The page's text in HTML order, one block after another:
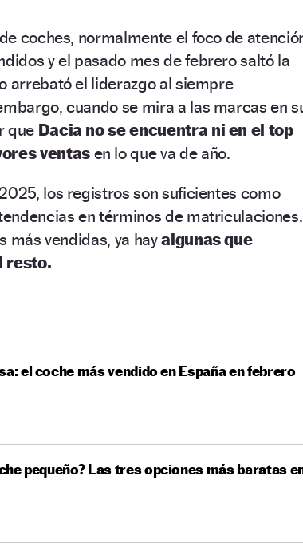
coches, normalmente el foco de
y el pasado mes de febrero saltó la
arrebató el liderazgo al siempre
cuando se mira a las marcas en
que Dacia no se encuentra ni en el top
ventasen lo que va de año.
los registros son suficientes como
en términos de matriculaciones.
más vendidas, ya hayalgunas que
resto.
el coche más vendido en España en febrero
pequeño? Las tres opciones más baratas